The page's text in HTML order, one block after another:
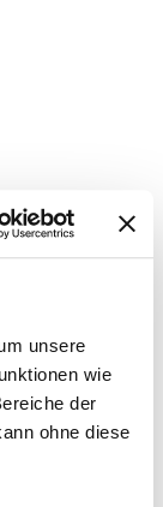
unsere
wie
der
ohne diese